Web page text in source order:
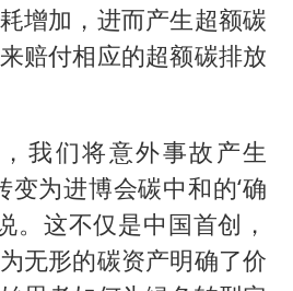
增加，进而产生超额碳
赔付相应的超额碳排放
我们将意外事故产生
变为进博会碳中和的‘确
。这不仅是中国首创，
无形的碳资产明确了价